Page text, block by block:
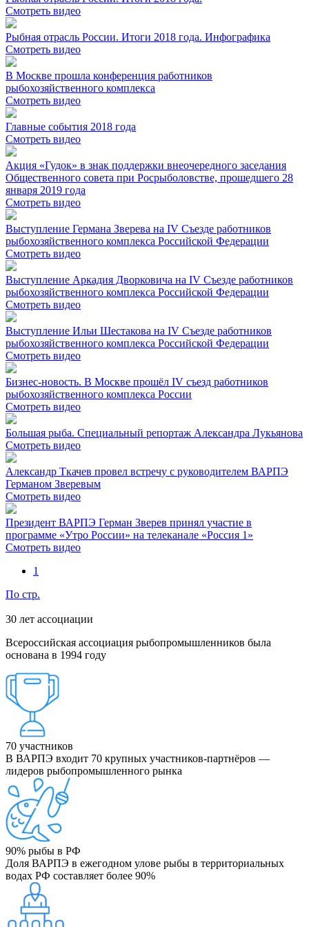
Смотреть видео
Рыбная отрасль России. Итоги 2018 года. Инфографика
Смотреть видео
В Москве прошла конференция работников
рыбохозяйственного комплекса
Смотреть видео
Главные события 2018 года
Смотреть видео
Акция «Гудок» в знак поддержки внеочередного заседания
Общественного совета при Росрыболовстве, прошедшего 28
января 2019 года
Смотреть видео
Выступление Германа Зверева на IV Съезде работников
рыбохозяйственного комплекса Российской Федерации
Смотреть видео
Выступление Аркадия Дворковича на IV Съезде работников
рыбохозяйственного комплекса Российской Федерации
Смотреть видео
Выступление Ильи Шестакова на IV Съезде работников
рыбохозяйственного комплекса Российской Федерации
Смотреть видео
Бизнес-новость. В Москве прошёл IV съезд работников
рыбохозяйственного комплекса России
Смотреть видео
Большая рыба. Специальный репортаж Александра Лукьянова
Смотреть видео
Александр Ткачев провел встречу с руководителем ВАРПЭ
Германом Зверевым
Смотреть видео
Президент ВАРПЭ Герман Зверев принял участие в
программе «Утро России» на телеканале «Россия 1»
Смотреть видео
1
По стр.
30 лет ассоциации
Всероссийская ассоциация рыбопромышленников была
основана в 1994 году
70 участников
В ВАРПЭ входит 70 крупных участников-партнёров —
лидеров рыбопромышленного рынка
90% рыбы в РФ
Доля ВАРПЭ в ежегодном улове рыбы в территориальных
водах РФ составляет более 90%